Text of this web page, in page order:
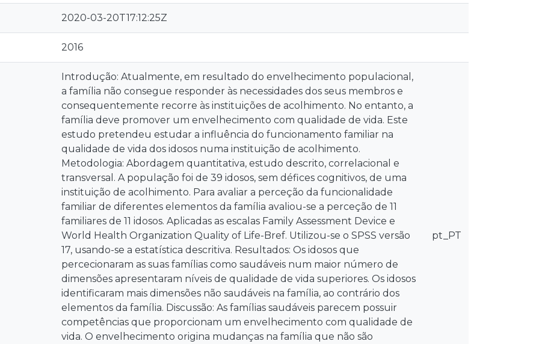
2020-03-20T17:12:25Z
2016
Introdução: Atualmente, em resultado do envelhecimento populacional,
a família não consegue responder às necessidades dos seus membros e
consequentemente recorre às instituições de acolhimento. No entanto, a
família deve promover um envelhecimento com qualidade de vida. Este
estudo pretendeu estudar a influência do funcionamento familiar na
qualidade de vida dos idosos numa instituição de acolhimento.
Metodologia: Abordagem quantitativa, estudo descrito, correlacional e
transversal. A população foi de 39 idosos, sem défices cognitivos, de uma
instituição de acolhimento. Para avaliar a perceção da funcionalidade
familiar de diferentes elementos da família avaliou-se a perceção de 11
familiares de 11 idosos. Aplicadas as escalas Family Assessment Device e
World Health Organization Quality of Life-Bref. Utilizou-se o SPSS versão
17, usando-se a estatística descritiva. Resultados: Os idosos que
percecionaram as suas famílias como saudáveis num maior número de
dimensões apresentaram níveis de qualidade de vida superiores. Os idosos
identificaram mais dimensões não saudáveis na família, ao contrário dos
elementos da família. Discussão: As famílias saudáveis parecem possuir
competências que proporcionam um envelhecimento com qualidade de
vida. O envelhecimento origina mudanças na família que não são
pt_PT